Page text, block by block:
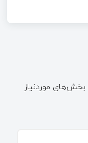
بخش‌های موردنیاز